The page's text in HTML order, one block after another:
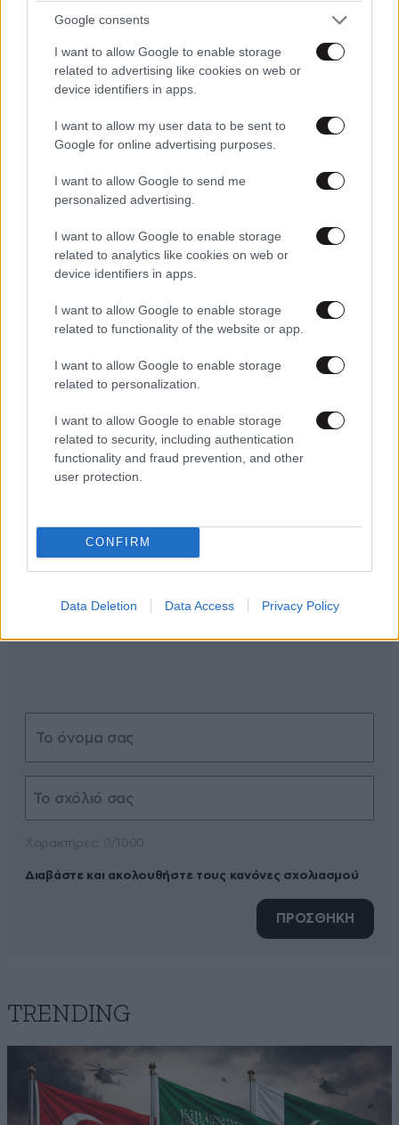
Google consents
I want to allow Google to enable storage
related to advertising like cookies on web or
device identifiers in apps.
I want to allow my user data to be sent to
Google for online advertising purposes.
I want to allow Google to send me
personalized advertising.
I want to allow Google to enable storage
related to analytics like cookies on web or
device identifiers in apps.
I want to allow Google to enable storage
related to functionality of the website or app.
I want to allow Google to enable storage
related to personalization.
I want to allow Google to enable storage
related to security, including authentication
functionality and fraud prevention, and other
user protection.
CONFIRM
Data Deletion Data Access Privacy Policy
Tablet ή Touch Laptop για Παιδί; Ο Πλήρης
Οδηγός Αγοράς για Γονείς
Ακολουθήστε το NEWSBEAST
Google News
Διαβάστε και ακολουθήστε τους κανόνες σχολιασμού
ΠΡΟΣΘΗΚΗ
TRENDING